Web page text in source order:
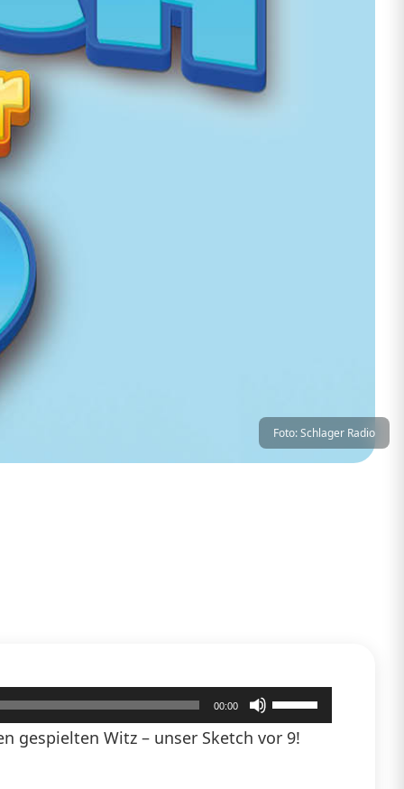
Foto: Schlager Radio
00:00
Pfeiltasten
Hoch/Runter
gespielten Witz – unser Sketch vor 9!